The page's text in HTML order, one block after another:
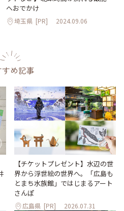
へおでかけ
埼玉県 [PR] 2024.09.06
すめ記事
【チケットプレゼント】水辺の世
界から浮世絵の世界へ。「広島も
とまち水族館」ではじまるアート
さんぽ
広島県 [PR] 2026.07.31